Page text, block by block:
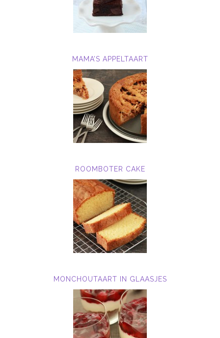
MAMA’S APPELTAART
ROOMBOTER CAKE
MONCHOUTAART IN GLAASJES